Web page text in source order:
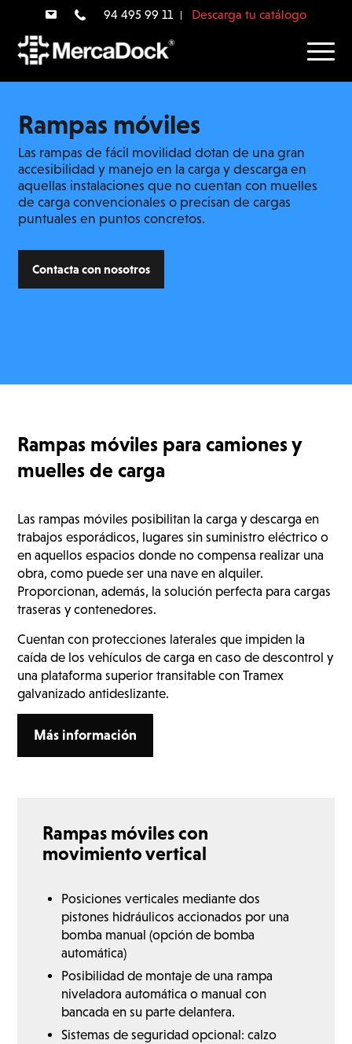
94 495 99 11 Descarga tu catálogo
Rampas móviles
Las rampas de fácil movilidad dotan de una gran
accesibilidad y manejo en la carga y descarga en
aquellas instalaciones que no cuentan con muelles
de carga convencionales o precisan de cargas
puntuales en puntos concretos.
Contacta con nosotros
Rampas móviles para camiones y
muelles de carga
Las rampas móviles posibilitan la carga y descarga en
trabajos esporádicos, lugares sin suministro eléctrico o
en aquellos espacios donde no compensa realizar una
obra, como puede ser una nave en alquiler.
Proporcionan, además, la solución perfecta para cargas
traseras y contenedores.
Cuentan con protecciones laterales que impiden la
caída de los vehículos de carga en caso de descontrol y
una plataforma superior transitable con Tramex
galvanizado antideslizante.
Más información
Rampas móviles con
movimiento vertical
Posiciones verticales mediante dos
pistones hidráulicos accionados por una
bomba manual (opción de bomba
automática)
Posibilidad de montaje de una rampa
niveladora automática o manual con
bancada en su parte delantera.
Sistemas de seguridad opcional: calzo